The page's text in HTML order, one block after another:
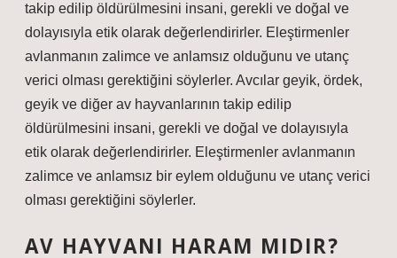
takip edilip öldürülmesini insani, gerekli ve doğal ve
dolayısıyla etik olarak değerlendirirler. Eleştirmenler
avlanmanın zalimce ve anlamsız olduğunu ve utanç
verici olması gerektiğini söylerler. Avcılar geyik, ördek,
geyik ve diğer av hayvanlarının takip edilip
öldürülmesini insani, gerekli ve doğal ve dolayısıyla
etik olarak değerlendirirler. Eleştirmenler avlanmanın
zalimce ve anlamsız bir eylem olduğunu ve utanç verici
olması gerektiğini söylerler.
AV HAYVANI HARAM MIDIR?